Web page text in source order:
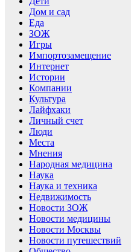
Дом и сад
Еда
ЗОЖ
Игры
Импортозамещение
Интернет
Истории
Компании
Культура
Лайфхаки
Личный счет
Люди
Места
Мнения
Народная медицина
Наука
Наука и техника
Недвижимость
Новости ЗОЖ
Новости медицины
Новости Москвы
Новости путешествий